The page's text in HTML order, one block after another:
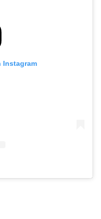
Instagram